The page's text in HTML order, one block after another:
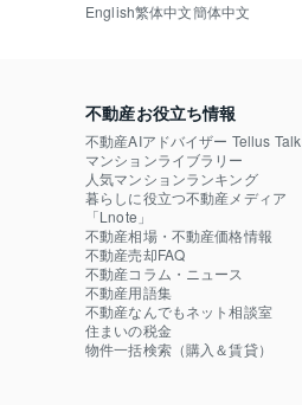
English繁体中文簡体中文
不動産お役立ち情報
不動産AIアドバイザー Tellus Talk
マンションライブラリー
人気マンションランキング
暮らしに役立つ不動産メディア
「Lnote」
不動産相場・不動産価格情報
不動産売却FAQ
不動産コラム・ニュース
不動産用語集
不動産なんでもネット相談室
住まいの税金
物件一括検索（購入＆賃貸）